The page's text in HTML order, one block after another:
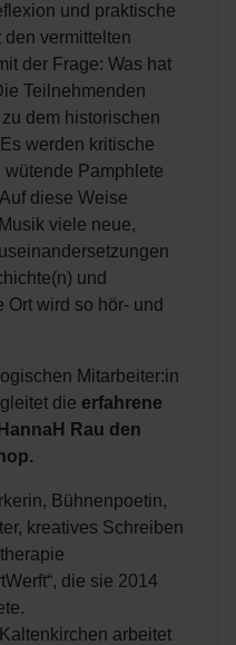
und praktische
vermittelten
der Frage: Was hat
Teilnehmenden
dem historischen
werden kritische
wütende Pamphlete
diese Weise
viele neue,
und
wird so hör- und
Mitarbeiter:in
die erfahrene
Rau den
Bühnenpoetin,
kreatives Schreiben
die sie 2014
arbeitet